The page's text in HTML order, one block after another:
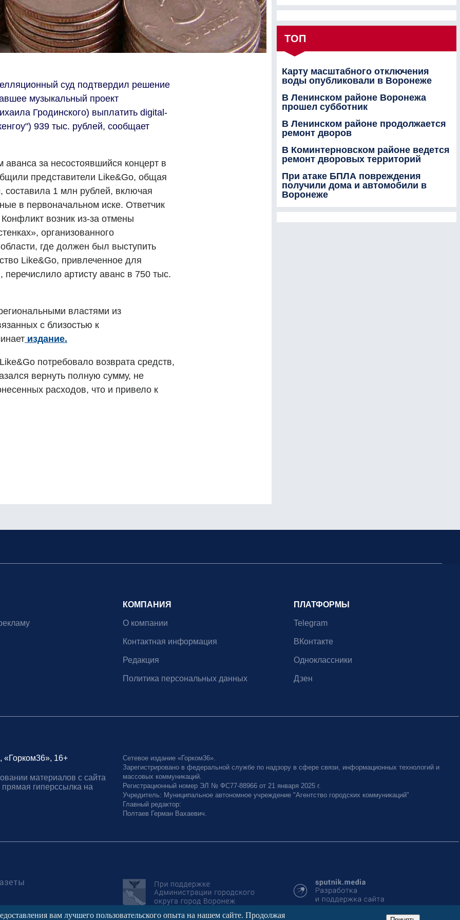
суд подтвердил решение
музыкальный проект
Гродинского) выплатить digital-
939 тыс. рублей, сообщает
за несостоявшийся концерт в
представители Like&Go, общая
составила 1 млн рублей, включая
в первоначальном иске. Ответчик
возник из-за отмены
организованного
где должен был выступить
Like&Go, привлеченное для
перечислило артисту аванс в 750 тыс.
властями из
с близостью к
издание.
потребовало возврата средств,
вернуть полную сумму, не
расходов, что и привело к
ТОП
Карту масштабного отключения
воды опубликовали в Воронеже
В Ленинском районе Воронежа
прошел субботник
В Ленинском районе продолжается
ремонт дворов
В Коминтерновском районе ведется
ремонт дворовых территорий
При атаке БПЛА повреждения
получили дома и автомобили в
Воронеже
КОМПАНИЯ
О компании
Контактная информация
Редакция
Политика персональных данных
ПЛАТФОРМЫ
Telegram
ВКонтакте
Одноклассники
Дзен
«Горком36», 16+
материалов с сайта
прямая гиперссылка на
Сетевое издание «Горком36».
Зарегистрировано в федеральной службе по надзору в сфере связи, информационных технологий и
массовых коммуникаций.
Регистрационный номер ЭЛ № ФС77-88966 от 21 января 2025 г.
Учредитель: Муниципальное автономное учреждение "Агентство городских коммуникаций"
Главный редактор:
Полтаев Герман Вахаевич.
вам лучшего пользовательского опыта на нашем сайте. Продолжая